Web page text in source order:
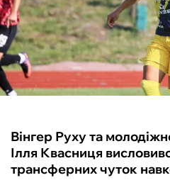
ІНШІ
БУКМЕКЕРИ
Вінгер Руху та
Ілля Квасниця
трансферних чуток